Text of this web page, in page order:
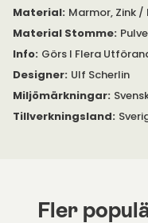
Material: Marmor, Zink /
Material Stomme:
Info: Görs I Flera
Designer: Ulf Scherlin
Miljömärkningar:
Tillverkningsland:
Fler